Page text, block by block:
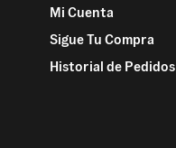
Mi Cuenta
Sigue Tu Compra
Historial de Pedidos